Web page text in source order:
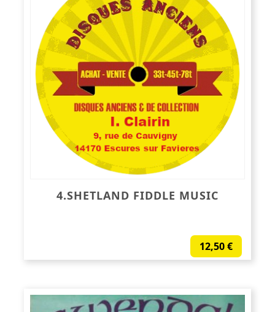
4.SHETLAND FIDDLE MUSIC
12,50€